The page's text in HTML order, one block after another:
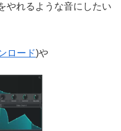
やれるような音にしたい
ロード)や